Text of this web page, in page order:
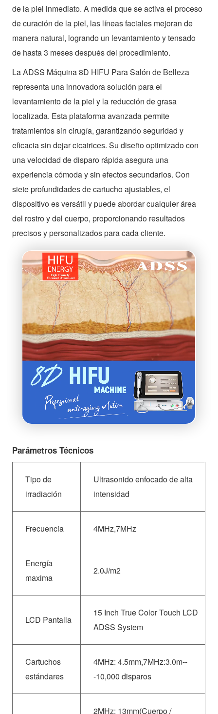
de la piel inmediato. A medida que se activa el proceso
de curación de la piel, las líneas faciales mejoran de
manera natural, logrando un levantamiento y tensado
de hasta 3 meses después del procedimiento.
La ADSS Máquina 8D HIFU Para Salón de Belleza
representa una innovadora solución para el
levantamiento de la piel y la reducción de grasa
localizada. Esta plataforma avanzada permite
tratamientos sin cirugía, garantizando seguridad y
eficacia sin dejar cicatrices. Su diseño optimizado con
una velocidad de disparo rápida asegura una
experiencia cómoda y sin efectos secundarios. Con
siete profundidades de cartucho ajustables, el
dispositivo es versátil y puede abordar cualquier área
del rostro y del cuerpo, proporcionando resultados
precisos y personalizados para cada cliente.
Parámetros Técnicos
Tipo de
irradiación
Ultrasonido enfocado de alta
intensidad
Frecuencia 4MHz,7MHz
Energía
maxima
2.0J/m2
LCD Pantalla
15 Inch True Color Touch LCD
ADSS System
Cartuchos
estándares
4MHz: 4.5mm,7MHz:3.0m--
-10,000 disparos
2MHz: 13mm(Cuerpo /